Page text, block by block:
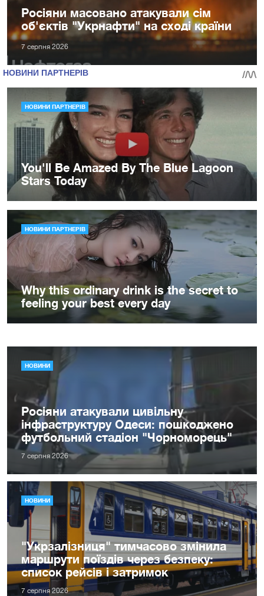
Росіяни масовано атакували сім
об'єктів "Укрнафти" на сході країни
7 серпня 2026
НОВИНИ
Росіяни атакували цивільну
інфраструктуру Одеси: пошкоджено
футбольний стадіон "Чорноморець"
7 серпня 2026
НОВИНИ
"Укрзалізниця" тимчасово змінила
маршрути поїздів через безпеку:
список рейсів і затримок
7 серпня 2026